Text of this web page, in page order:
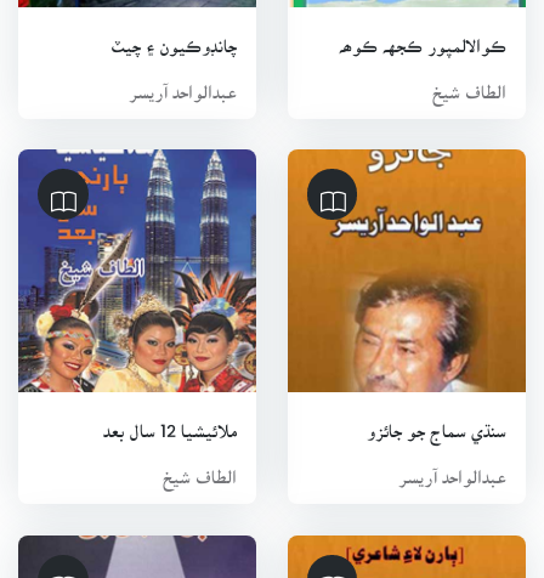
ڪوالالمپور ڪجهہ ڪوھہ
الطاف شيخ
چانڊوڪيون ۽ چيٽ
عبدالواحد آريسر
سنڌي سماج جو جائزو
عبدالواحد آريسر
ملائيشيا 12 سال بعد
الطاف شيخ